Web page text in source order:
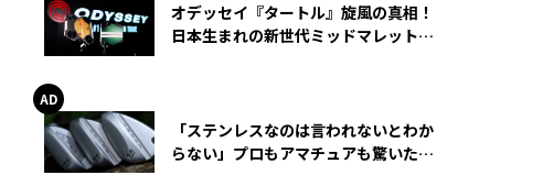
オデッセイ『タートル』旋風の真相！
日本生まれの新世代ミッドマレットが
「ステンレスなのは言われないとわか
らない」プロもアマチュアも驚いた